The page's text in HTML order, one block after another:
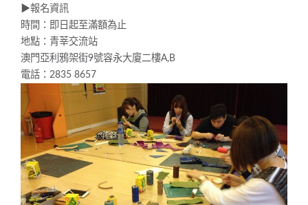
▶︎報名資訊
時間：即日起至滿額為止
地點：青莘交流站
澳門亞利鴉架街9號容永大廈二樓A,B
電話：2835 8657